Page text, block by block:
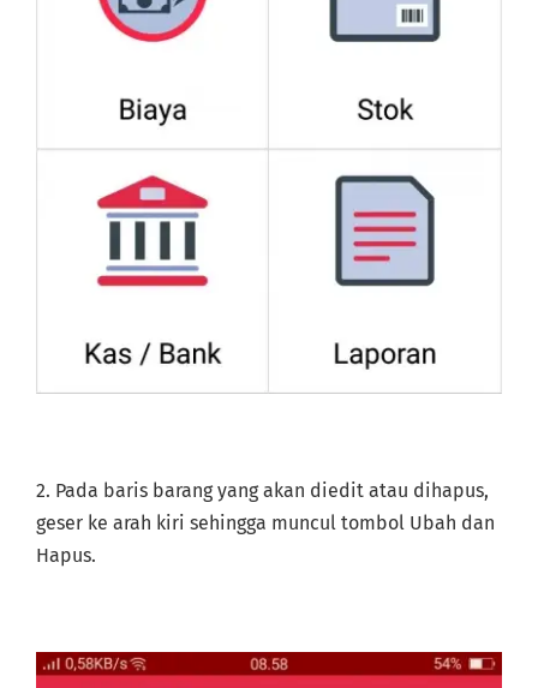
2. Pada baris barang yang akan diedit atau dihapus,
geser ke arah kiri sehingga muncul tombol Ubah dan
Hapus.